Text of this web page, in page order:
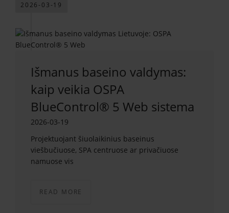
2026-03-19
Išmanus baseino valdymas:
kaip veikia OSPA
BlueControl® 5 Web sistema
2026-03-19
Projektuojant šiuolaikinius baseinus
viešbučiuose, SPA centruose ar privačiuose
namuose vis
READ MORE